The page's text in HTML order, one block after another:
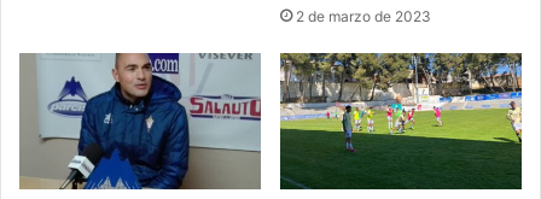
2 de marzo de 2023